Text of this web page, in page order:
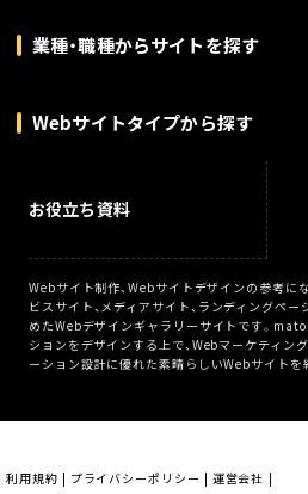
業種・職種からサイトを探す
Webサイトタイプから探す
お役立ち資料
Webサイト制作、Webサイトデザインの参考に
ビスサイト、メディアサイト、ランディングペ
めたWebデザインギャラリーサイトです。
ションをデザインする上で、Webマーケティン
ーション設計に優れた素晴らしいWebサイトを
利用規約 プライバシーポリシー 運営会社